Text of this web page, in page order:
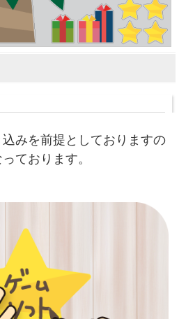
みを前提としておりますの
っております。